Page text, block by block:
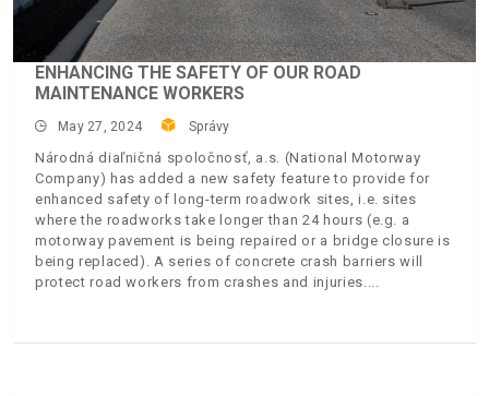
ENHANCING THE SAFETY OF OUR ROAD
MAINTENANCE WORKERS
May 27, 2024 Správy
Národná diaľničná spoločnosť, a.s. (National Motorway
Company) has added a new safety feature to provide for
enhanced safety of long-term roadwork sites, i.e. sites
where the roadworks take longer than 24 hours (e.g. a
motorway pavement is being repaired or a bridge closure is
being replaced). A series of concrete crash barriers will
protect road workers from crashes and injuries.